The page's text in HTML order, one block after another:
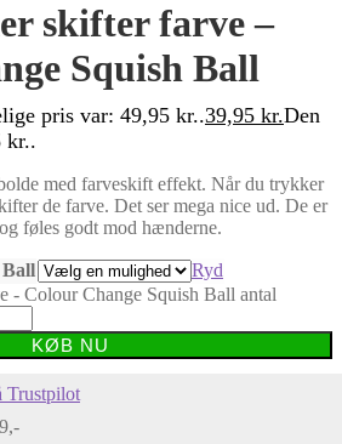
skifter farve –
Squish Ball
pris var: 49,95 kr..39,95 kr.Den
kr..
med farveskift effekt. Når du trykker
de farve. Det ser mega nice ud. De er
føles godt mod hænderne.
Ball
Ryd
- Colour Change Squish Ball antal
KØB NU
Trustpilot